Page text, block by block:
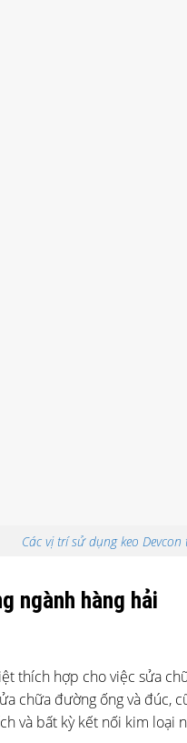
Các vị trí sử dụng keo
ngành hàng hải
thích hợp cho việc sửa
chữa đường ống và đúc,
và bất kỳ kết nối kim loại